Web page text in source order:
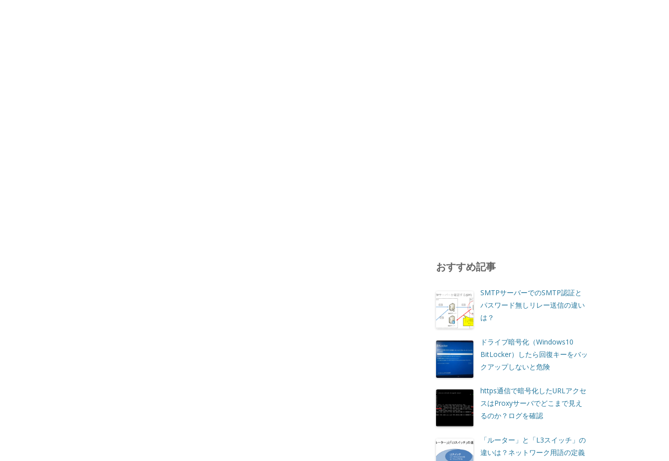
おすすめ記事
SMTPサーバーでのSMTP認証と
パスワード無しリレー送信の違い
は？
ドライブ暗号化（Windows10
BitLocker）したら回復キーをバッ
クアップしないと危険
https通信で暗号化したURLアクセ
スはProxyサーバでどこまで見え
るのか？ログを確認
「ルーター」と「L3スイッチ」の
違いは？ネットワーク用語の定義